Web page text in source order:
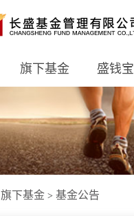
旗下基金 盛钱宝
旗下基金 > 基金公告